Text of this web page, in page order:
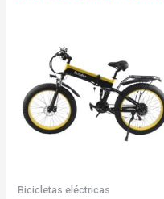
Bicicletas eléctricas